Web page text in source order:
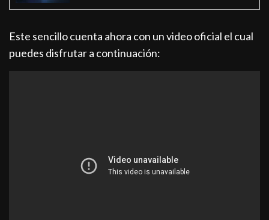
Este sencillo cuenta ahora con un video oficial el cual
puedes disfrutar a continuación: